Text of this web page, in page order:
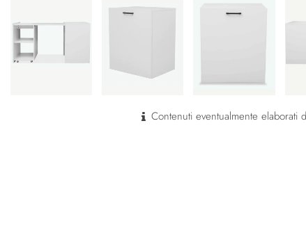
Contenuti eventualmente elaborati